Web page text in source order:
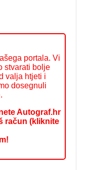
portala. Vi
stvarati bolje
valja htjeti i
dosegnuli
Autograf.hr
račun (kliknite